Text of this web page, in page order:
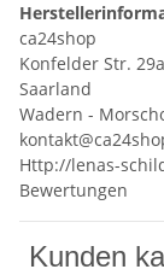
ca24shop
Konfelder Str. 29a
Saarland
Wadern -
Http://lenas-
Bewertungen
Kunden